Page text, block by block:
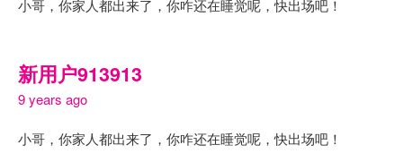
小哥，你家人都出来了，你咋还在睡觉呢，快出场吧！
新用户913913
9 years ago
小哥，你家人都出来了，你咋还在睡觉呢，快出场吧！